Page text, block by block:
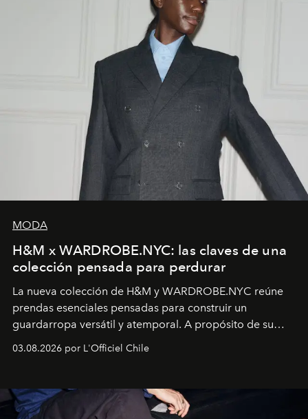
MODA
H&M x WARDROBE.NYC: las claves de una
colección pensada para perdurar
La nueva colección de H&M y WARDROBE.NYC reúne
prendas esenciales pensadas para construir un
guardarropa versátil y atemporal. A propósito de su
la asesora creativa y jefa de diseño global de la marca
y la filosofía detrás de la propuesta.
03.08.2026 por L'Officiel Chile